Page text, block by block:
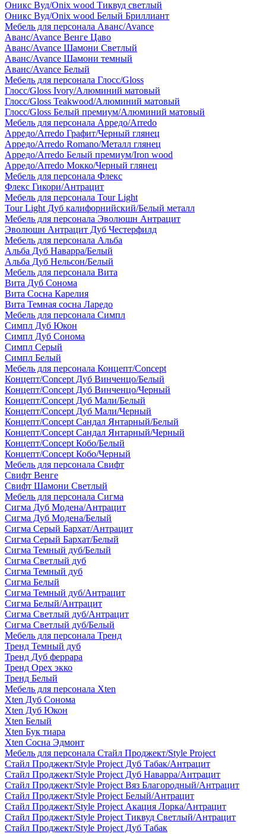
Оникс Вуд/Onix wood Тиквуд светлый
Оникс Вуд/Onix wood Белый Бриллиант
Мебель для персонала Аванс/Avance
Аванс/Avance Венге Цаво
Аванс/Avance Шамони Светлый
Аванс/Avance Шамони темный
Аванс/Avance Белый
Мебель для персонала Глосс/Gloss
Глосс/Gloss Ivory/Алюминий матовый
Глосс/Gloss Teakwood/Алюминий матовый
Глосс/Gloss Белый премиум/Алюминий матовый
Мебель для персонала Арредо/Arredo
Арредо/Arredo Графит/Черный глянец
Арредо/Arredo Romano/Металл глянец
Арредо/Arredo Белый премиум/Iron wood
Арредо/Arredo Мокко/Черный глянец
Мебель для персонала Флекс
Флекс Гикори/Антрацит
Мебель для персонала Tour Light
Tour Light Дуб калифорнийский/Белый металл
Мебель для персонала Эволюшн Антрацит
Эволюшн Антрацит Дуб Честерфилд
Мебель для персонала Альба
Альба Дуб Наварра/Белый
Альба Дуб Нельсон/Белый
Мебель для персонала Вита
Вита Дуб Сонома
Вита Сосна Карелия
Вита Темная сосна Ларедо
Мебель для персонала Симпл
Симпл Дуб Юкон
Симпл Дуб Сонома
Симпл Серый
Симпл Белый
Мебель для персонала Концепт/Concept
Концепт/Concept Дуб Винченцо/Белый
Концепт/Concept Дуб Винченцо/Черный
Концепт/Concept Дуб Мали/Белый
Концепт/Concept Дуб Мали/Черный
Концепт/Concept Сандал Янтарный/Белый
Концепт/Concept Сандал Янтарный/Черный
Концепт/Concept Кобо/Белый
Концепт/Concept Кобо/Черный
Мебель для персонала Свифт
Свифт Венге
Свифт Шамони Светлый
Мебель для персонала Сигма
Сигма Дуб Модена/Антрацит
Сигма Дуб Модена/Белый
Сигма Серый Бархат/Антрацит
Сигма Серый Бархат/Белый
Сигма Темный дуб/Белый
Сигма Светлый дуб
Сигма Темный дуб
Сигма Белый
Сигма Темный дуб/Антрацит
Сигма Белый/Антрацит
Сигма Светлый дуб/Антрацит
Сигма Светлый дуб/Белый
Мебель для персонала Тренд
Тренд Темный дуб
Тренд Дуб феррара
Тренд Орех экко
Тренд Белый
Мебель для персонала Xten
Xten Дуб Сонома
Xten Дуб Юкон
Xten Белый
Xten Бук тиара
Xten Сосна Эдмонт
Мебель для персонала Стайл Проджект/Style Project
Стайл Проджект/Style Project Дуб Табак/Антрацит
Стайл Проджект/Style Project Дуб Наварра/Антрацит
Стайл Проджект/Style Project Вяз Благородный/Антрацит
Стайл Проджект/Style Project Белый/Антрацит
Стайл Проджект/Style Project Акация Лорка/Антрацит
Стайл Проджект/Style Project Тиквуд Светлый/Антрацит
Стайл Проджект/Style Project Дуб Табак